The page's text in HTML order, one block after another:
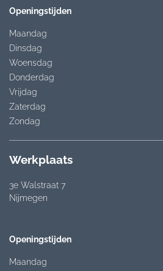
Openingstijden
Maandag
Dinsdag
Woensdag
Donderdag
Vrijdag
Zaterdag
Zondag
Werkplaats
3e Walstraat 7
Nijmegen
Openingstijden
Maandag